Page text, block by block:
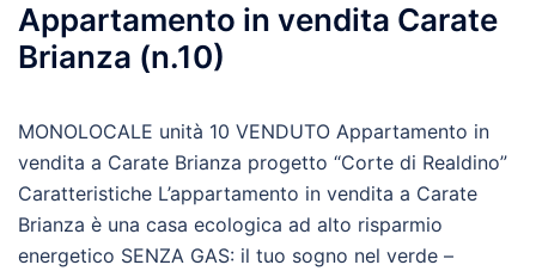
Appartamento in vendita Carate
Brianza (n.10)
MONOLOCALE unità 10 VENDUTO Appartamento in
vendita a Carate Brianza progetto “Corte di Realdino”
Caratteristiche L’appartamento in vendita a Carate
Brianza è una casa ecologica ad alto risparmio
energetico SENZA GAS: il tuo sogno nel verde –